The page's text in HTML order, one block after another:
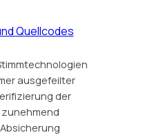
Quellcodes
ausgefeilter
der